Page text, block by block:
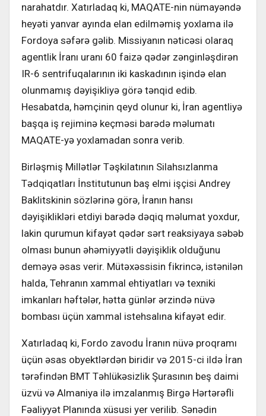
narahatdır. Xatırladaq ki, MAQATE-nin nümayəndə
heyəti yanvar ayında elan edilməmiş yoxlama ilə
Fordoya səfərə gəlib. Missiyanın nəticəsi olaraq
agentlik İranı uranı 60 faizə qədər zənginləşdirən
IR-6 sentrifuqalarının iki kaskadının işində elan
olunmamış dəyişikliyə görə tənqid edib.
Hesabatda, həmçinin qeyd olunur ki, İran agentliyə
başqa iş rejiminə keçməsi barədə məlumatı
MAQATE-yə yoxlamadan sonra verib.
Birləşmiş Millətlər Təşkilatının Silahsızlanma
Tədqiqatları İnstitutunun baş elmi işçisi Andrey
Baklitskinin sözlərinə görə, İranın hansı
dəyişiklikləri etdiyi barədə dəqiq məlumat yoxdur,
lakin qurumun kifayət qədər sərt reaksiyaya səbəb
olması bunun əhəmiyyətli dəyişiklik olduğunu
deməyə əsas verir. Mütəxəssisin fikrincə, istənilən
halda, Tehranın xammal ehtiyatları və texniki
imkanları həftələr, hətta günlər ərzində nüvə
bombası üçün xammal istehsalına kifayət edir.
Xatırladaq ki, Fordo zavodu İranın nüvə proqramı
üçün əsas obyektlərdən biridir və 2015-ci ildə İran
tərəfindən BMT Təhlükəsizlik Şurasının beş daimi
üzvü və Almaniya ilə imzalanmış Birgə Hərtərəfli
Fəaliyyət Planında xüsusi yer verilib. Sənədin